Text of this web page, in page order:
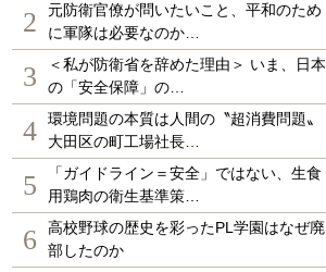
2
元防衛官僚が問いたいこと、平和のため
に軍隊は必要なのか…
3
＜私が防衛省を辞めた理由＞ いま、日本
の「安全保障」の…
4
環境問題の本質は人間の〝超消費問題〟
大田区の町工場社長…
5
「ガイドライン＝安全」ではない、生食
用鶏肉の衛生基準策…
6
高校野球の歴史を彩ったPL学園はなぜ廃
部したのか